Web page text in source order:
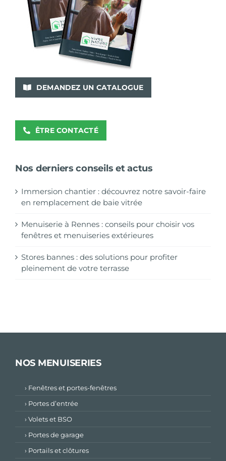
DEMANDEZ UN CATALOGUE
ÊTRE CONTACTÉ
Nos derniers conseils et actus
Immersion chantier : découvrez notre savoir-faire
en remplacement de baie vitrée
Menuiserie à Rennes : conseils pour choisir vos
fenêtres et menuiseries extérieures
Stores bannes : des solutions pour profiter
pleinement de votre terrasse
NOS MENUISERIES
› Fenêtres et portes-fenêtres
› Portes d’entrée
› Volets et BSO
› Portes de garage
› Portails et clôtures